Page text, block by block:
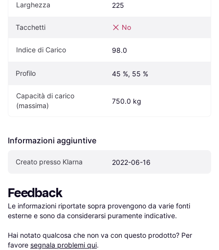
Larghezza 225
Tacchetti No
Indice di Carico 98.0
Profilo 45 %, 55 %
Capacità di carico
(massima)
750.0 kg
Informazioni aggiuntive
Creato presso Klarna 2022-06-16
Feedback
Le informazioni riportate sopra provengono da varie fonti
esterne e sono da considerarsi puramente indicative.
Hai notato qualcosa che non va con questo prodotto? Per
favore segnala problemi qui.